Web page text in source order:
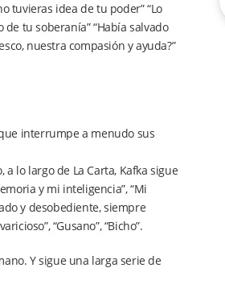
tuvieras idea de tu poder” “Lo
tu soberanía” “Había salvado
nuestra compasión y ayuda?”
interrumpe a menudo sus
lo largo de La Carta, Kafka sigue
y mi inteligencia”, “Mi
y desobediente, siempre
“Gusano”, “Bicho”.
Y sigue una larga serie de